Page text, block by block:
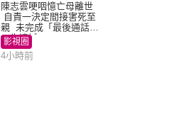
陳志雲哽咽憶亡母離世
自責一決定間接害死至
親 未完成「最後通話」
一生遺憾
影視圈
4小時前